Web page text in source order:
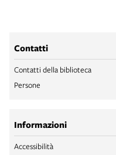
Contatti
Contatti della biblioteca
Persone
Informazioni
Accessibilità